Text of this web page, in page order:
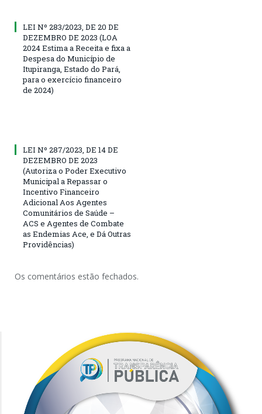
LEI Nº 283/2023, DE 20 DE
DEZEMBRO DE 2023 (LOA
2024 Estima a Receita e fixa a
Despesa do Município de
Itupiranga, Estado do Pará,
para o exercício financeiro
de 2024)
LEI Nº 287/2023, DE 14 DE
DEZEMBRO DE 2023
(Autoriza o Poder Executivo
Municipal a Repassar o
Incentivo Financeiro
Adicional Aos Agentes
Comunitários de Saúde –
ACS e Agentes de Combate
as Endemias Ace, e Dá Outras
Providências)
Os comentários estão fechados.